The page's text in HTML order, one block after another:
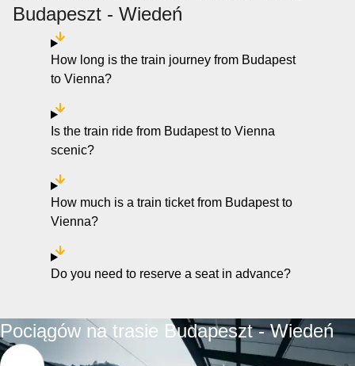
Budapeszt - Wiedeń
How long is the train journey from Budapest
to Vienna?
Is the train ride from Budapest to Vienna
scenic?
How much is a train ticket from Budapest to
Vienna?
Do you need to reserve a seat in advance?
Pociągów na trasie Budapeszt - Wiedeń